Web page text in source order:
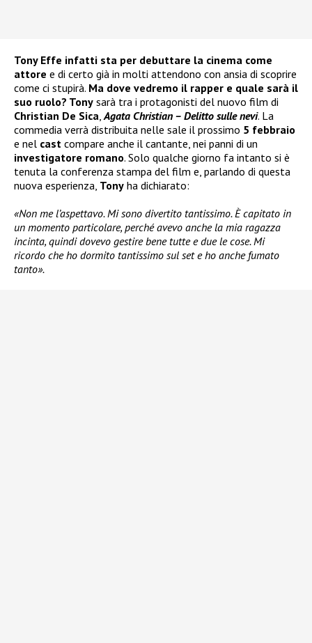
Tony Effe infatti sta per debuttare la cinema come
attore e di certo già in molti attendono con ansia di scoprire
come ci stupirà. Ma dove vedremo il rapper e quale sarà il
suo ruolo? Tony sarà tra i protagonisti del nuovo film di
Christian De Sica Agata Christian – Delitto sulle nevi. La
commedia verrà distribuita nelle sale il prossimo 5 febbraio
e nel cast compare anche il cantante, nei panni di un
investigatore romano. Solo qualche giorno fa intanto si è
tenuta la conferenza stampa del film e, parlando di questa
nuova esperienza, Tony ha dichiarato:
«Non me l’aspettavo. Mi sono divertito tantissimo. È capitato in
un momento particolare, perché avevo anche la mia ragazza
incinta, quindi dovevo gestire bene tutte e due le cose. Mi
ricordo che ho dormito tantissimo sul set e ho anche fumato
tanto».